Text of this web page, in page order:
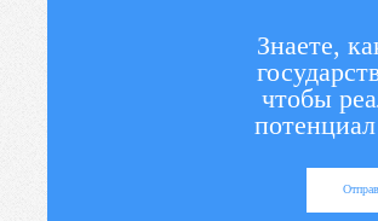
Знаете,
чтобы